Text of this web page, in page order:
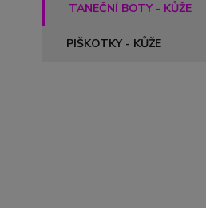
TANEČNÍ BOTY - KŮŽE
PIŠKOTKY - KŮŽE